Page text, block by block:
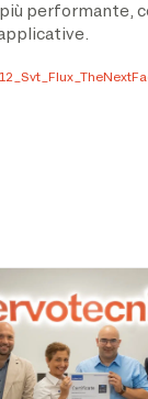
performante,